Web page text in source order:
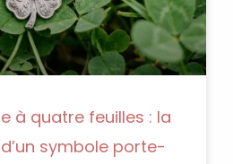
à quatre feuilles : la
symbole porte-